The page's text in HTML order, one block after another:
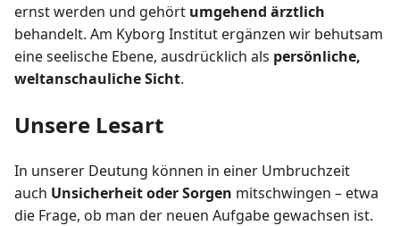
ernst werden und gehört umgehend ärztlich
behandelt. Am Kyborg Institut ergänzen wir behutsam
eine seelische Ebene, ausdrücklich als persönliche,
weltanschauliche Sicht.
Unsere Lesart
In unserer Deutung können in einer Umbruchzeit
auch Unsicherheit oder Sorgen mitschwingen – etwa
die Frage, ob man der neuen Aufgabe gewachsen ist.